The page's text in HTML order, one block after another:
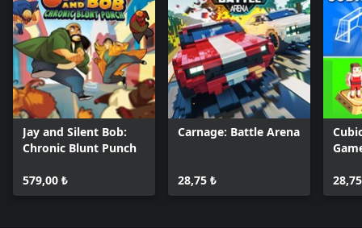
Jay and Silent Bob:
Chronic Blunt Punch
579,00 ₺
Carnage: Battle Arena
28,75 ₺